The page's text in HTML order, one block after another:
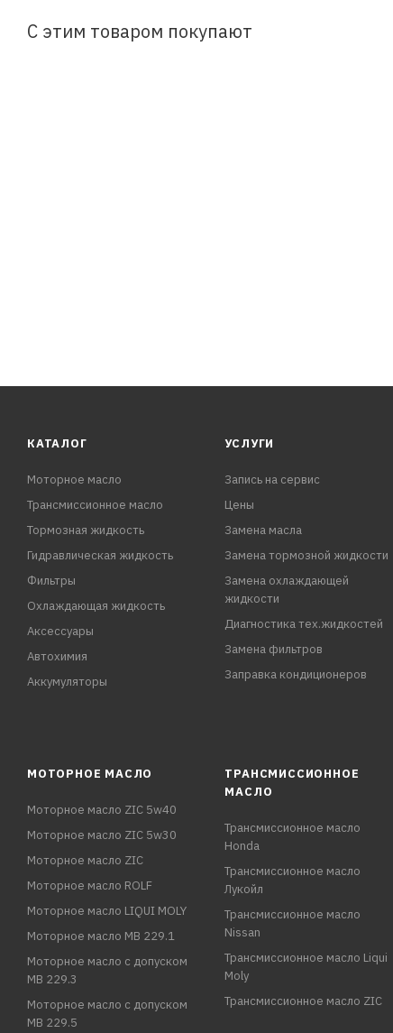
С этим товаром покупают
КАТАЛОГ
Моторное масло
Трансмиссионное масло
Тормозная жидкость
Гидравлическая жидкость
Фильтры
Охлаждающая жидкость
Аксессуары
Автохимия
Аккумуляторы
УСЛУГИ
Запись на сервис
Цены
Замена масла
Замена тормозной жидкости
Замена охлаждающей
жидкости
Диагностика тех.жидкостей
Замена фильтров
Заправка кондиционеров
МОТОРНОЕ МАСЛО
Моторное масло ZIC 5w40
Моторное масло ZIC 5w30
Моторное масло ZIC
Моторное масло ROLF
Моторное масло LIQUI MOLY
Моторное масло MB 229.1
Моторное масло с допуском
MB 229.3
Моторное масло с допуском
MB 229.5
ТРАНСМИССИОННОЕ
МАСЛО
Трансмиссионное масло
Honda
Трансмиссионное масло
Лукойл
Трансмиссионное масло
Nissan
Трансмиссионное масло Liqui
Moly
Трансмиссионное масло ZIC